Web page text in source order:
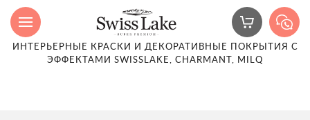
ИНТЕРЬЕРНЫЕ КРАСКИ И ДЕКОРАТИВНЫЕ ПОКРЫТИЯ С
ЭФФЕКТАМИ SWISSLAKE, CHARMANT, MILQ